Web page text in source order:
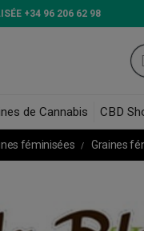
+34 96 206 62 98
de Cannabis CBD
féminisées Graines